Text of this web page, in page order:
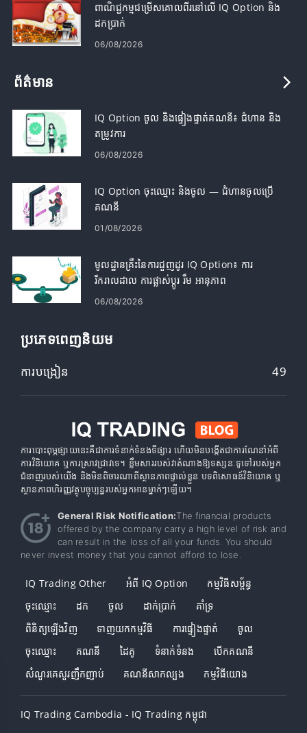
ពាណិជ្ជកម្មជម្រើសគោលពីរនៅលើ IQ Option និង
ដកប្រាក់
06/08/2026
ព័ត៌មាន
IQ Option ចូល និងផ្ទៀងផ្ទាត់គណនី៖ ជំហាន និង
តម្រូវការ
06/08/2026
IQ Option ចុះឈ្មោះ និងចូល — ជំហានចូលប្រើ
គណនី
01/08/2026
មូលដ្ឋានគ្រឹះនៃការជួញដូរ IQ Option៖ ការ
រីករាលដាល ការផ្លាស់ប្តូរ រឹម អានុភាព
06/08/2026
ប្រភេទពេញនិយម
ការបង្រៀន 49
ការបោះពុម្ភផ្សាយនេះគឺជាការទំនាក់ទំនងទីផ្សារ ហើយមិនបង្កើតជាការណែនាំអំពី
ការវិនិយោគ ឬការស្រាវជ្រាវទេ។ ខ្លឹមសាររបស់វាតំណាងឱ្យទស្សនៈទូទៅរបស់អ្នក
ជំនាញរបស់យើង និងមិនពិចារណាពីស្ថានភាពផ្ទាល់ខ្លួន បទពិសោធន៍វិនិយោគ ឬ
ស្ថានភាពហិរញ្ញវត្ថុបច្ចុប្បន្នរបស់អ្នកអានម្នាក់ៗឡើយ។
General Risk Notification:The financial products
offered by the company carry a high level of risk and
can result in the loss of all your funds. You should
never invest money that you cannot afford to lose.
IQ Trading Other អំពី IQ Option
កម្មវិធីសម្ព័ន្ធ
ចុះឈ្មោះ
ដក ចូល ដាក់ប្រាក់
គាំទ្រ
ពិនិត្យឡើងវិញ
ទាញយកកម្មវិធី ការផ្ទៀងផ្ទាត់
ចូល
ចុះ​ឈ្មោះ
គណនី ដៃគូ ទំនាក់ទំនង
បើក​គណនី
សំណួរគេសួរញឹកញាប់
គណនីសាកល្បង កម្មវិធីយោង
IQ Trading Cambodia - IQ Trading កម្ពុជា